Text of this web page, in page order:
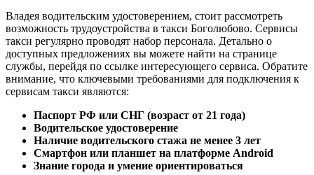
Владея водительским удостоверением, стоит рассмотреть
возможность трудоустройства в такси Боголюбово. Сервисы
такси регулярно проводят набор персонала. Детально о
доступных предложениях вы можете найти на странице
службы, перейдя по ссылке интересующего сервиса. Обратите
внимание, что ключевыми требованиями для подключения к
сервисам такси являются:
Паспорт РФ или СНГ (возраст от 21 года)
Водительское удостоверение
Наличие водительского стажа не менее 3 лет
Смартфон или планшет на платформе Android
Знание города и умение ориентироваться